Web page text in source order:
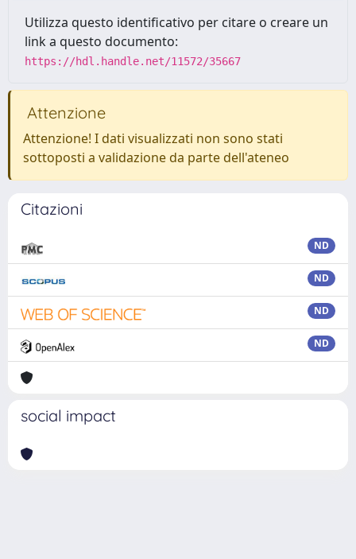
Utilizza questo identificativo per citare o creare un
link a questo documento:
https://hdl.handle.net/11572/35667
Attenzione
Attenzione! I dati visualizzati non sono stati
sottoposti a validazione da parte dell'ateneo
Citazioni
ND
ND
ND
ND
social impact